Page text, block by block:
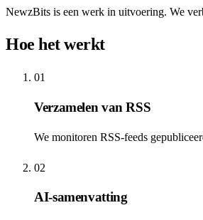
NewzBits is een werk in uitvoering. We
Hoe het werkt
01
Verzamelen van RSS
We monitoren RSS-feeds
02
AI-samenvatting